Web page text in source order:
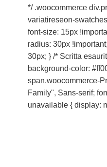
*/ .woocommerce
variatireseon-
font-size: 15px
radius: 30px
30px; } /* Scritta
background-color:
span.woocommerce-
Family", Sans-serif;
unavailable { display: